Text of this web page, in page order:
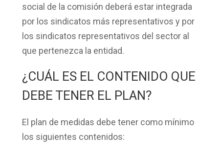
social de la comisión deberá estar integrada
por los sindicatos más representativos y por
los sindicatos representativos del sector al
que pertenezca la entidad.
¿CUÁL ES EL CONTENIDO QUE
DEBE TENER EL PLAN?
El plan de medidas debe tener como mínimo
los siguientes contenidos: